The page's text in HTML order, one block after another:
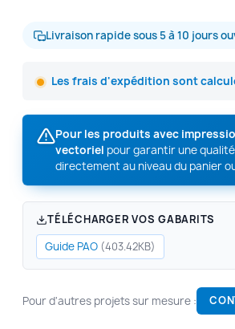
Livraison rapide sous 5 à 10 jours
Les frais d'expédition sont
Pour les produits avec
vectoriel pour garantir une
directement au niveau du panier
TÉLÉCHARGER VOS GABARITS
Guide PAO (403.42KB)
Pour d'autres projets sur mesure :